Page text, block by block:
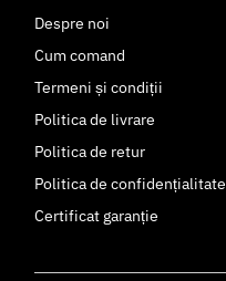
Despre noi
Cum comand
Termeni și condiții
Politica de livrare
Politica de retur
Politica de confidențialitate
Certificat garanție